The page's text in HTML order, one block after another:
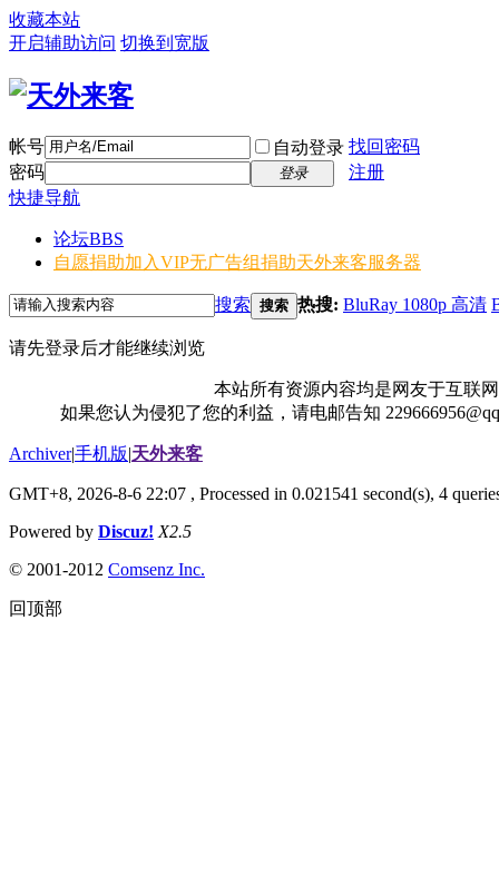
收藏本站
开启辅助访问 切换到宽版
帐号 自动登录 找回密码
密码
登录
注册
快捷导航
论坛BBS
自愿捐助加入VIP无广告组捐助天外来客服务器
搜索 搜索 热搜: BluRay 1080p 高清
请先登录后才能继续浏览
本站所有资源内容均是网友于互联
如果您认为侵犯了您的利益，请电邮告知
Archiver|手机版|天外来客
GMT+8, 2026-8-6 22:07 , Processed in 0.021541 second(s), 4
Powered by Discuz! X2.5
© 2001-2012 Comsenz Inc.
回顶部